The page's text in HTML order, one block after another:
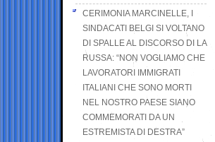
CERIMONIA MARCINELLE, I
SINDACATI BELGI SI VOLTANO
DI SPALLE AL DISCORSO DI LA
RUSSA: “NON VOGLIAMO CHE
LAVORATORI IMMIGRATI
ITALIANI CHE SONO MORTI
NEL NOSTRO PAESE SIANO
COMMEMORATI DA UN
ESTREMISTA DI DESTRA”